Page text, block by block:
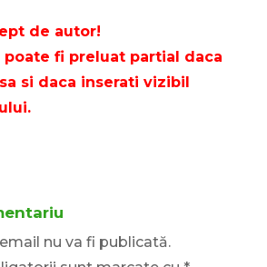
de autor!
fi preluat partial daca
si daca inserati vizibil
nu va fi publicată.